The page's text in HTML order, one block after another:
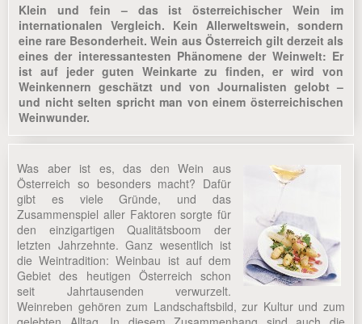
Klein und fein – das ist österreichischer Wein im
internationalen Vergleich. Kein Allerweltswein, sondern
eine rare Besonderheit. Wein aus Österreich gilt derzeit als
eines der interessantesten Phänomene der Weinwelt: Er
ist auf jeder guten Weinkarte zu finden, er wird von
Weinkennern geschätzt und von Journalisten gelobt –
und nicht selten spricht man von einem österreichischen
Weinwunder.
Was aber ist es, das den Wein aus
Österreich so besonders macht? Dafür
gibt es viele Gründe, und das
Zusammenspiel aller Faktoren sorgte für
den einzigartigen Qualitätsboom der
letzten Jahrzehnte. Ganz wesentlich ist
die Weintradition: Weinbau ist auf dem
Gebiet des heutigen Österreich schon
seit Jahrtausenden verwurzelt.
Weinreben gehören zum Landschaftsbild, zur Kultur und zum